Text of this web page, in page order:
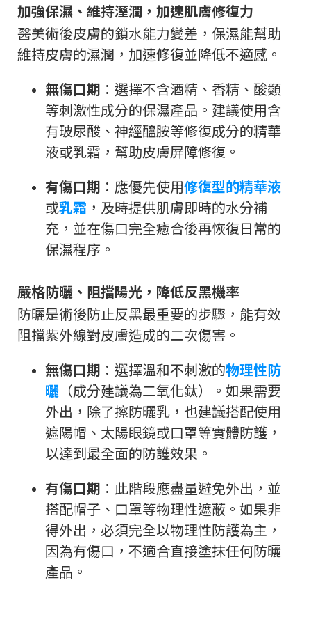
加強保濕、維持溼潤，加速肌膚修復力
醫美術後皮膚的鎖水能力變差，保濕能幫助
維持皮膚的濕潤，加速修復並降低不適感。
無傷口期 ：選擇不含酒精、香精、酸類
等刺激性成分的保濕產品。建議使用含
有玻尿酸、神經醯胺等修復成分的精華
液或乳霜，幫助皮膚屏障修復。
有傷口期 ：應優先使用修復型的精華液
或乳霜 ，及時提供肌膚即時的水分補
充，並在傷口完全癒合後再恢復日常的
保濕程序。
嚴格防曬、阻擋陽光，降低反黑機率
防曬是術後防止反黑最重要的步驟，能有效
阻擋紫外線對皮膚造成的二次傷害。
無傷口期 ：選擇溫和不刺激的物理性防
曬 （成分建議為二氧化鈦）。如果需要
外出，除了擦防曬乳，也建議搭配使用
遮陽帽、太陽眼鏡或口罩等實體防護，
以達到最全面的防護效果。
有傷口期 ：此階段應盡量避免外出，並
搭配帽子、口罩等物理性遮蔽。如果非
得外出，必須完全以物理性防護為主，
因為有傷口，不適合直接塗抹任何防曬
產品。